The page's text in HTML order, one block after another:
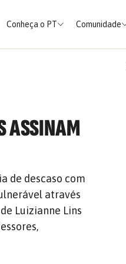
Conheça o PT Comunidade
ASSINAM
de descaso com
através
Luizianne Lins